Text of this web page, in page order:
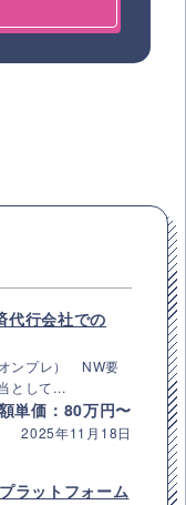
代行会社での
ンプレ） NW要
として...
単価：80万円〜
2025年11月18日
ラットフォーム